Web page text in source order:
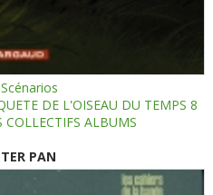
DE L'OISEAU DU TEMPS 8
COLLECTIFS ALBUMS
PAN